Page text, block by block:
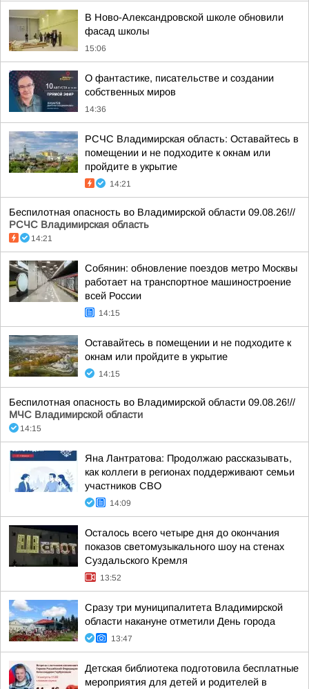
В Ново-Александровской школе обновили
фасад школы
15:06
О фантастике, писательстве и создании
собственных миров
14:36
РСЧС Владимирская область: Оставайтесь в
помещении и не подходите к окнам или
пройдите в укрытие
14:21
Беспилотная опасность во Владимирской области 09.08.26!//
РСЧС Владимирская область
14:21
Собянин: обновление поездов метро Москвы
работает на транспортное машиностроение
всей России
14:15
Оставайтесь в помещении и не подходите к
окнам или пройдите в укрытие
14:15
Беспилотная опасность во Владимирской области 09.08.26!//
МЧС Владимирской области
14:15
Яна Лантратова: Продолжаю рассказывать,
как коллеги в регионах поддерживают семьи
участников СВО
14:09
Осталось всего четыре дня до окончания
показов светомузыкального шоу на стенах
Суздальского Кремля
13:52
Сразу три муниципалитета Владимирской
области накануне отметили День города
13:47
Детская библиотека подготовила бесплатные
мероприятия для детей и родителей в